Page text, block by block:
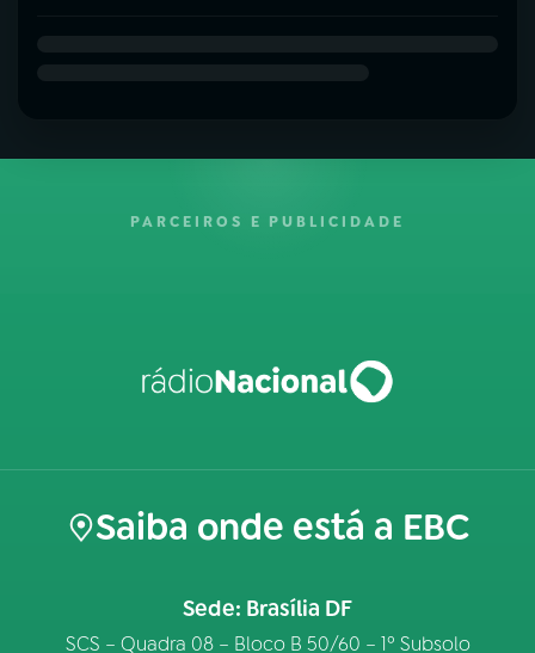
PARCEIROS E PUBLICIDADE
Saiba onde está a EBC
Sede: Brasília DF
SCS – Quadra 08 – Bloco B 50/60 – 1º Subsolo